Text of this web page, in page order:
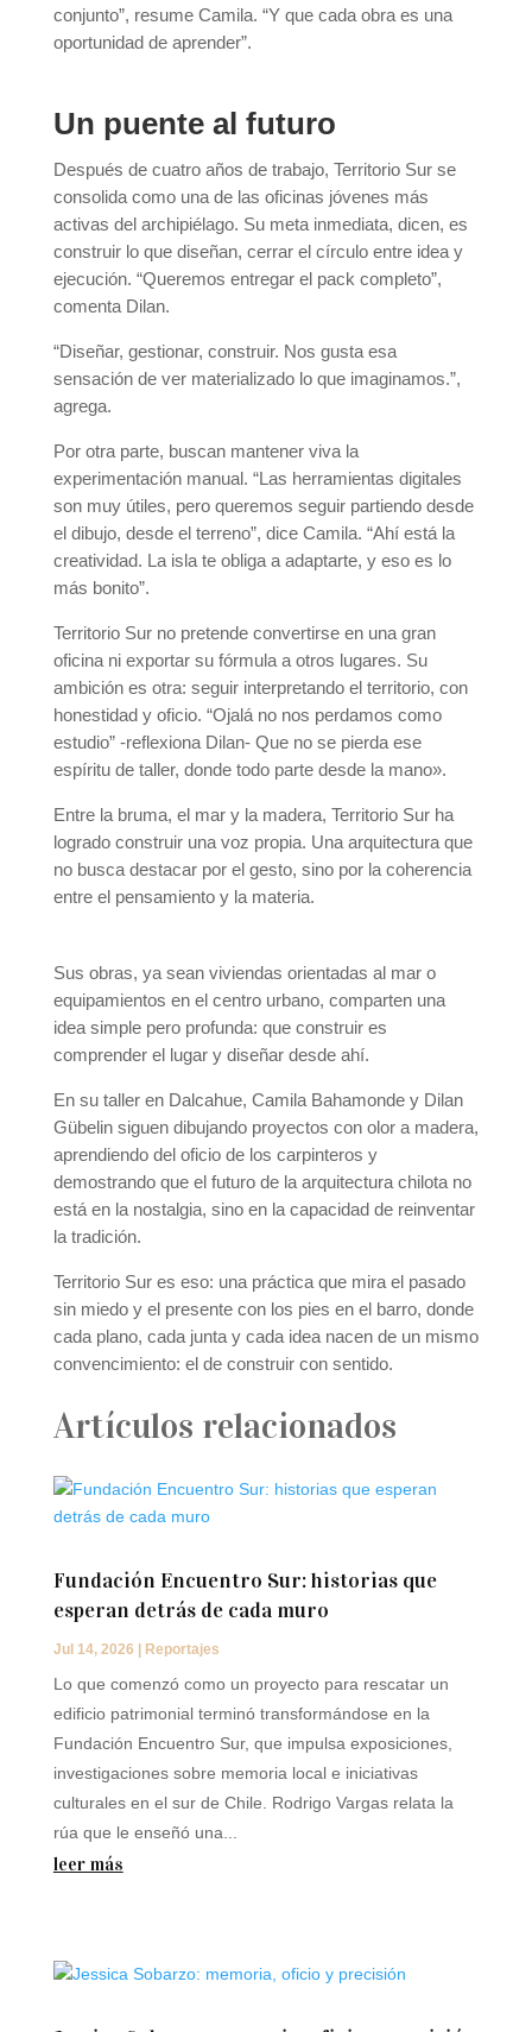
conjunto”, resume Camila. “Y que cada obra es una
oportunidad de aprender”.
Un puente al futuro
Después de cuatro años de trabajo, Territorio Sur se
consolida como una de las oficinas jóvenes más
activas del archipiélago. Su meta inmediata, dicen, es
construir lo que diseñan, cerrar el círculo entre idea y
ejecución. “Queremos entregar el pack completo”,
comenta Dilan.
“Diseñar, gestionar, construir. Nos gusta esa
sensación de ver materializado lo que imaginamos.”,
agrega.
Por otra parte, buscan mantener viva la
experimentación manual. “Las herramientas digitales
son muy útiles, pero queremos seguir partiendo desde
el dibujo, desde el terreno”, dice Camila. “Ahí está la
creatividad. La isla te obliga a adaptarte, y eso es lo
más bonito”.
Territorio Sur no pretende convertirse en una gran
oficina ni exportar su fórmula a otros lugares. Su
ambición es otra: seguir interpretando el territorio, con
honestidad y oficio. “Ojalá no nos perdamos como
estudio” -reflexiona Dilan- Que no se pierda ese
espíritu de taller, donde todo parte desde la mano».
Entre la bruma, el mar y la madera, Territorio Sur ha
logrado construir una voz propia. Una arquitectura que
no busca destacar por el gesto, sino por la coherencia
entre el pensamiento y la materia.
Sus obras, ya sean viviendas orientadas al mar o
equipamientos en el centro urbano, comparten una
idea simple pero profunda: que construir es
comprender el lugar y diseñar desde ahí.
En su taller en Dalcahue, Camila Bahamonde y Dilan
Gübelin siguen dibujando proyectos con olor a madera,
aprendiendo del oficio de los carpinteros y
demostrando que el futuro de la arquitectura chilota no
está en la nostalgia, sino en la capacidad de reinventar
la tradición.
Territorio Sur es eso: una práctica que mira el pasado
sin miedo y el presente con los pies en el barro, donde
cada plano, cada junta y cada idea nacen de un mismo
convencimiento: el de construir con sentido.
Artículos relacionados
Fundación Encuentro Sur: historias que
esperan detrás de cada muro
Jul 14, 2026 Reportajes
Lo que comenzó como un proyecto para rescatar un
edificio patrimonial terminó transformándose en la
Fundación Encuentro Sur, que impulsa exposiciones,
investigaciones sobre memoria local e iniciativas
culturales en el sur de Chile. Rodrigo Vargas relata la
rúa que le enseñó una...
leer más